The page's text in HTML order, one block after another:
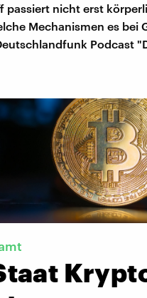
passiert nicht erst
Mechanismen es bei
Podcast